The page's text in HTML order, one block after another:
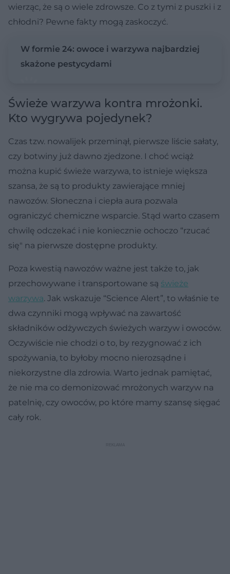
wierząc, że są o wiele zdrowsze. Co z tymi z puszki i z
chłodni? Pewne fakty mogą zaskoczyć.
W formie 24: owoce i warzywa najbardziej
skażone pestycydami
Świeże warzywa kontra mrożonki.
Kto wygrywa pojedynek?
Czas tzw. nowalijek przeminął, pierwsze liście sałaty,
czy botwiny już dawno zjedzone. I choć wciąż
można kupić świeże warzywa, to istnieje większa
szansa, że są to produkty zawierające mniej
nawozów. Słoneczna i ciepła aura pozwala
ograniczyć chemiczne wsparcie. Stąd warto czasem
chwilę odczekać i nie koniecznie ochoczo “rzucać
się" na pierwsze dostępne produkty.
Poza kwestią nawozów ważne jest także to, jak
przechowywane i transportowane są świeże
warzywa. Jak wskazuje “Science Alert”, to właśnie te
dwa czynniki mogą wpływać na zawartość
składników odżywczych świeżych warzyw i owoców.
Oczywiście nie chodzi o to, by rezygnować z ich
spożywania, to byłoby mocno nierozsądne i
niekorzystne dla zdrowia. Warto jednak pamiętać,
że nie ma co demonizować mrożonych warzyw na
patelnię, czy owoców, po które mamy szansę sięgać
cały rok.